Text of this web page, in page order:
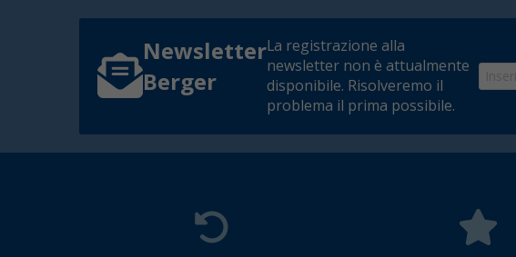
Newsletter
Berger
La registrazione alla
newsletter non è attualmente
disponibile. Risolveremo il
problema il prima possibile.